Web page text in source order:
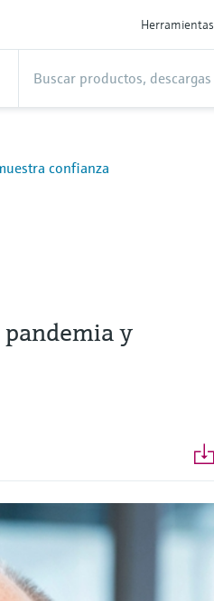
Herramientas
confianza
y